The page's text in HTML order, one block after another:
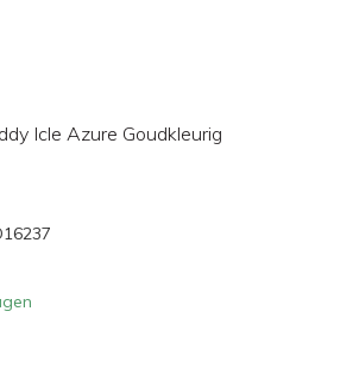
Icle Azure Goudkleurig